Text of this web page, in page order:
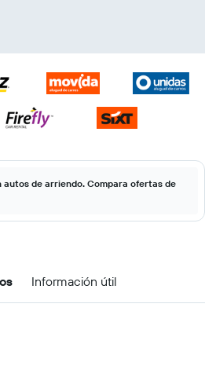
autos de arriendo. Compara ofertas de
Información útil